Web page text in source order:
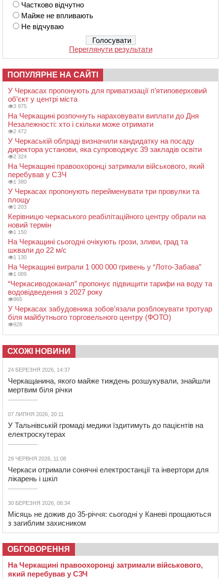
Частково відчутно
Майже не впливають
Не відчуваю
Переглянути результати
ПОПУЛЯРНЕ НА САЙТІ
У Черкасах пропонують для приватизації п’ятиповерховий
об’єкт у центрі міста
3 975
На Черкащині розпочнуть нараховувати виплати до Дня
Незалежності: хто і скільки може отримати
2 472
У Черкаській облраді визначили кандидатку на посаду
директора установи, яка супроводжує 39 закладів освіти
2 324
На Черкащині правоохоронці затримали військового, який
перебував у СЗЧ
1 380
У Черкасах пропонують перейменувати три провулки та
площу
1 203
Керівницю черкаського реабілітаційного центру обрали на
новий термін
1 150
На Черкащині сьогодні очікують грози, зливи, град та
шквали до 22 м/с
1 130
На Черкащині виграли 1 000 000 гривень у “Лото-Забава”
1 089
“Черкасиводоканал” пропонує підвищити тарифи на воду та
водовідведення з 2027 року
965
У Черкасах забудовника зобов’язали розблокувати тротуар
біля майбутнього торговельного центру (ФОТО)
928
СХОЖІ НОВИНИ
24 БЕРЕЗНЯ 2026, 14:37
Черкащанина, якого майже тиждень розшукували, знайшли
мертвим біля річки
07 ЛИПНЯ 2026, 20:11
У Тальнівській громаді медики їздитимуть до пацієнтів на
електроскутерах
29 ЧЕРВНЯ 2026, 11:08
Черкаси отримали сонячні електростанції та інвертори для
лікарень і шкіл
30 БЕРЕЗНЯ 2026, 08:34
Місяць не дожив до 35-річчя: сьогодні у Каневі прощаються
з загиблим захисником
ОБГОВОРЕННЯ
На Черкащині правоохоронці затримали військового,
який перебував у СЗЧ